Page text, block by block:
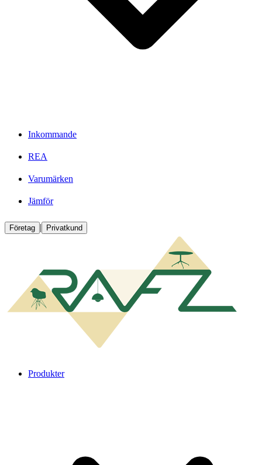
Inkommande
REA
Varumärken
Jämför
Företag | Privatkund
Produkter